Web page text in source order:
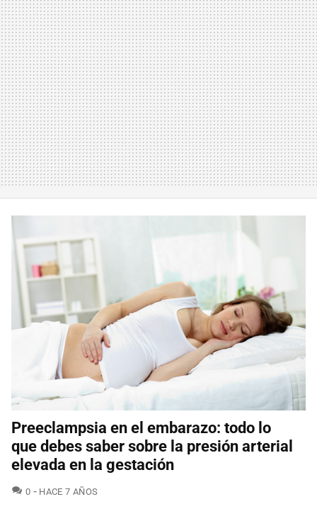
Preeclampsia en el embarazo: todo lo
que debes saber sobre la presión arterial
elevada en la gestación
0 COMENTARIOS
HACE 7 AÑOS